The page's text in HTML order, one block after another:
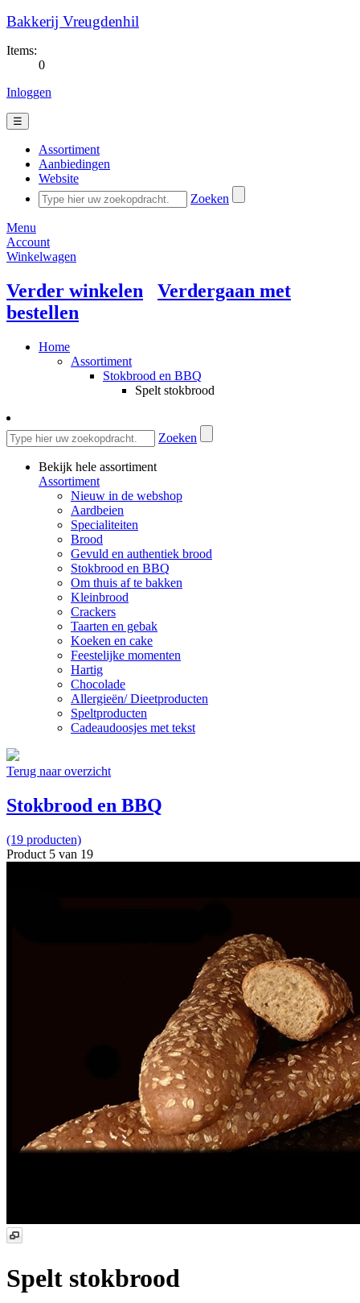
Bakkerij Vreugdenhil
Items:
0
Inloggen
☰
Assortiment
Aanbiedingen
Website
Zoeken
Menu
Account
Winkelwagen
Verder winkelen
Verdergaan met
bestellen
Home
Assortiment
Stokbrood en BBQ
Spelt stokbrood
Zoeken
Bekijk hele assortiment
Assortiment
Nieuw in de webshop
Aardbeien
Specialiteiten
Brood
Gevuld en authentiek brood
Stokbrood en BBQ
Om thuis af te bakken
Kleinbrood
Crackers
Taarten en gebak
Koeken en cake
Feestelijke momenten
Hartig
Chocolade
Allergieën/ Dieetproducten
Speltproducten
Cadeaudoosjes met tekst
Terug naar overzicht
Stokbrood en BBQ
(19 producten)
Product 5 van 19
Spelt stokbrood